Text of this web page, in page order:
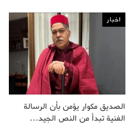
اخبار
الصديق مكوار يؤمن بأن الرسالة
الفنية تبدأ من النص الجيد…